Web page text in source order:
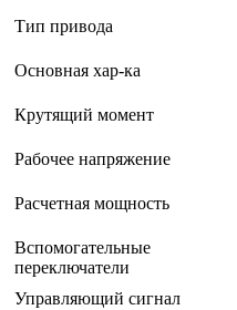
Тип привода
Основная хар-ка
Крутящий момент
Рабочее напряжение
Расчетная мощность
Вспомогательные
переключатели
Управляющий сигнал